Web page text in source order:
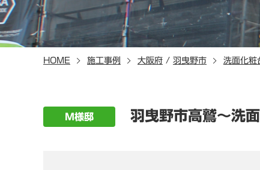
HOME 施工事例 大阪府 / 羽曳野市 洗面化粧
M様邸 羽曳野市高鷲～洗